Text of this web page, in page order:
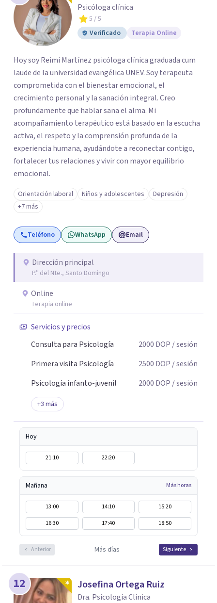
Psicóloga clínica
5 / 5
Verificado
Terapia Online
Hoy soy Reimi Martínez psicóloga clínica graduada cum
laude de la universidad evangélica UNEV. Soy terapeuta
comprometida con el bienestar emocional, el
crecimiento personal y la sanación integral. Creo
profundamente que hablar sana el alma. Mi
acompañamiento terapéutico está basado en la escucha
activa, el respeto y la comprensión profunda de la
experiencia humana, ayudándote a reconectar contigo,
fortalecer tus relaciones y vivir con mayor equilibrio
emocional.
Orientación laboral Niños y adolescentes
Depresión
+7 más
Teléfono WhatsApp Email
Dirección principal
P.º del Nte., Santo Domingo
Online
Terapia online
Servicios y precios
Consulta para Psicología
2000 DOP / sesión
Primera visita Psicología
2500 DOP / sesión
Psicología infanto-juvenil
2000 DOP / sesión
+3 más
Hoy
21:10 22:20
Mañana Más horas
13:00 14:10
15:20
16:30
17:40 18:50
Anterior Más días Siguiente
12 Josefina Ortega Ruiz
Dra. Psicología Clínica